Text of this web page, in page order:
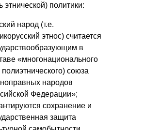
этнической) политики:
народ (т.е.
этнос) считается
в
«многонационального
полиэтнического) союза
народов
Федерации»;
сохранение и
защита